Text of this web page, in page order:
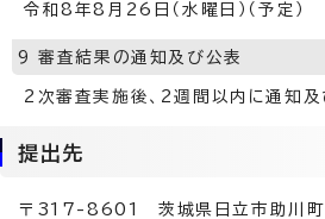
令和8年8月26日（水曜日）（予定）
9 審査結果の通知及び公表
2次審査実施後、2週間以内に通知及
提出先
〒317-8601 茨城県日立市助川